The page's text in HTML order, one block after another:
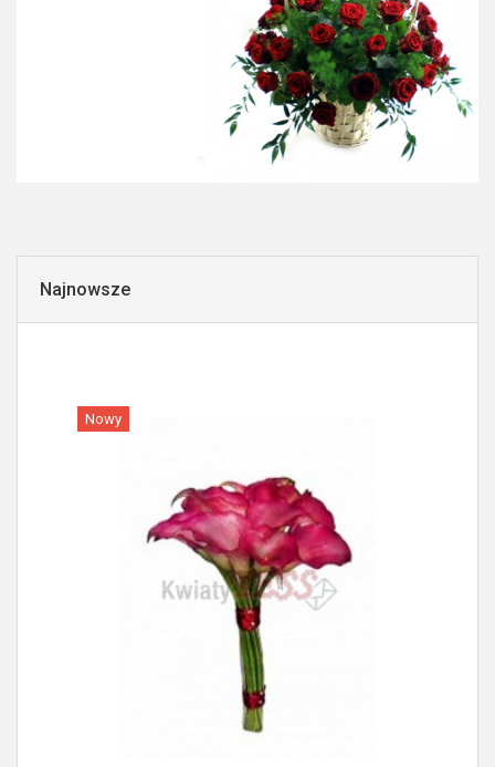
Najnowsze
Nowy